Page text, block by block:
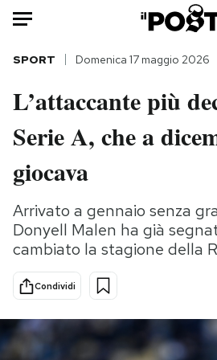
Auto
HOME
Italia
Politica
Tecnologia
Internet
Scienza
Cultura
Economia
Sport
SPORT Domenica 17 maggio 2026
L’attaccante più
Serie A, che a
giocava
Arrivato a gennaio senza
Donyell Malen ha già
cambiato la stagione della
Condividi